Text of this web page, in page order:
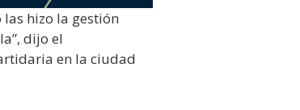
hizo la gestión
dijo el
en la ciudad